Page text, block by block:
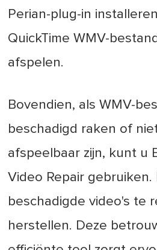
Perian-plug-in
QuickTime WMV-
afspelen.
Bovendien, als WMV-
beschadigd raken of
afspeelbaar zijn, kunt u
Video Repair
beschadigde video's te
herstellen. Deze